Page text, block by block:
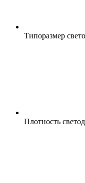
Типоразмер
Плотность